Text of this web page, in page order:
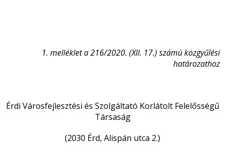
1. melléklet a 216/2020. (XII. 17.) számú közgyűlési
határozathoz
Érdi Városfejlesztési és Szolgáltató Korlátolt Felelősségű
Társaság
(2030 Érd, Alispán utca 2.)